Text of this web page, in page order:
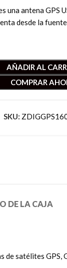
una antena GPS
desde la
AÑADIR AL
COMPRAR
SKU:
DE LA CAJA
de satélites GPS,